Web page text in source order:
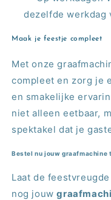
dezelfde werkdag
Maak je feestje compleet
Met onze
compleet en zorg je
en smakelijke
niet alleen eetbaar,
spektakel dat je
Bestel nu jouw graafmachine
Laat de
nog jouw